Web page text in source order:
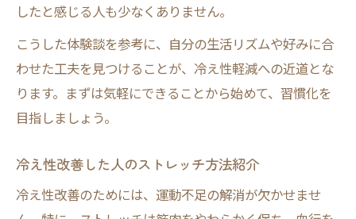
したと感じる人も少なくありません。
こうした体験談を参考に、自分の生活リズムや好みに合
わせた工夫を見つけることが、冷え性軽減への近道とな
ります。まずは気軽にできることから始めて、習慣化を
目指しましょう。
冷え性改善した人のストレッチ方法紹介
冷え性改善のためには、運動不足の解消が欠かせませ